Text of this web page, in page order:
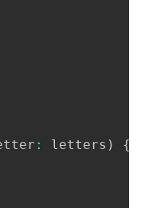
: letters ) {